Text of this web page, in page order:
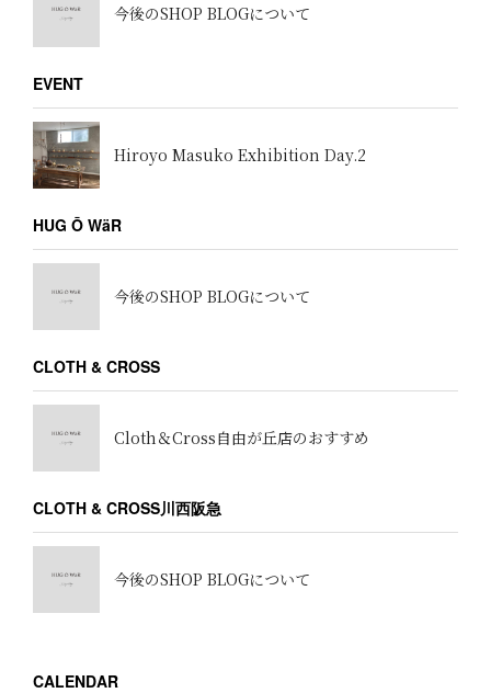
今後のSHOP BLOGについて
EVENT
Hiroyo Masuko Exhibition Day.2
HUG Ō WäR
今後のSHOP BLOGについて
CLOTH & CROSS
Cloth＆Cross自由が丘店のおすすめ
CLOTH & CROSS川西阪急
今後のSHOP BLOGについて
CALENDAR